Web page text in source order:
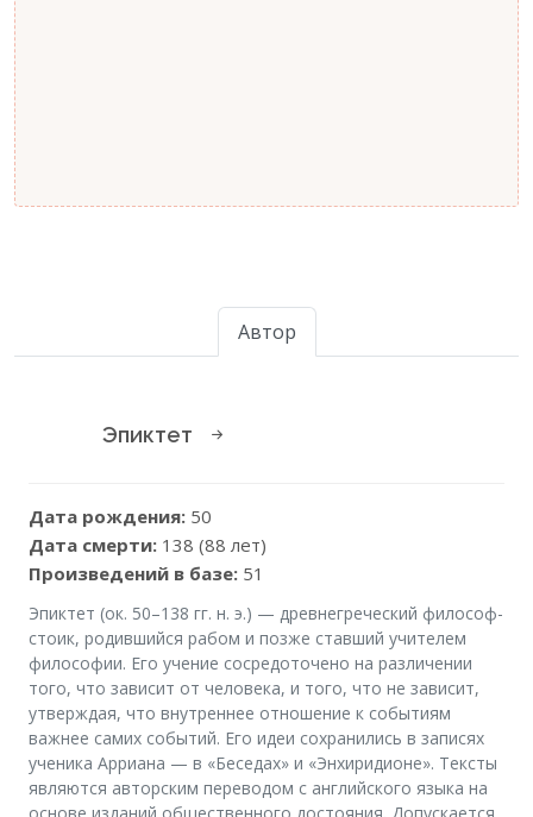
Автор
Эпиктет
Дата рождения: 50
Дата смерти: 138 (88 лет)
Произведений в базе: 51
Эпиктет (ок. 50–138 гг. н. э.) — древнегреческий философ-
стоик, родившийся рабом и позже ставший учителем
философии. Его учение сосредоточено на различении
того, что зависит от человека, и того, что не зависит,
утверждая, что внутреннее отношение к событиям
важнее самих событий. Его идеи сохранились в записях
ученика Арриана — в «Беседах» и «Энхиридионе». Тексты
являются авторским переводом с английского языка на